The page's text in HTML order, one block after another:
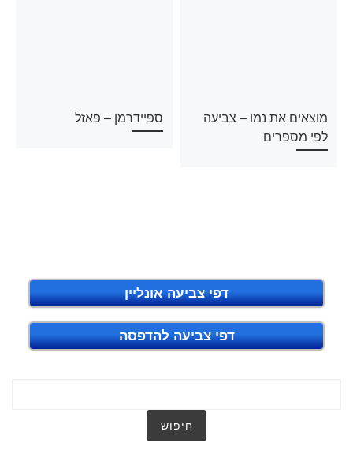
מוצאים את נמו – צביעה
לפי מספרים
ספיידרמן – פאזל
דפי צביעה אונליין
דפי צביעה להדפסה